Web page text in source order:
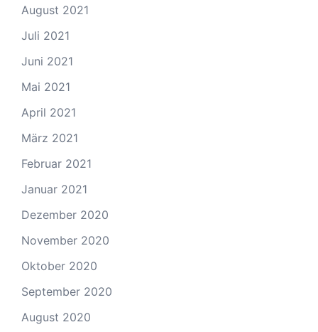
August 2021
Juli 2021
Juni 2021
Mai 2021
April 2021
März 2021
Februar 2021
Januar 2021
Dezember 2020
November 2020
Oktober 2020
September 2020
August 2020